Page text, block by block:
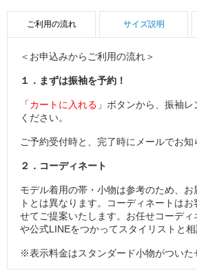
ご利用の流れ サイズ説明
＜お申込みからご利用の流れ＞
１．まずは振袖を予約！
「カートに入れる 」ボタンから、振袖
ください。
ご予約受付時と、完了時にメールでお知
２．コーディネート
モデル着用の帯・小物は参考のため、お
トとは異なります。コーディネートは
せてご提案いたします。お任せコーデ
や公式LINEをつかってスタイリストと相
※表示料金はスタンダード小物がついた